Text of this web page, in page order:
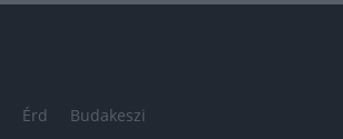
Érd Budakeszi